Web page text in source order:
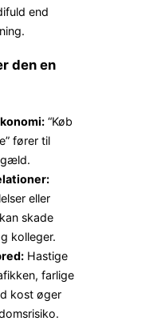
end
den en
“Køb
fører til
eller
skade
kolleger.
Hastige
farlige
kost øger